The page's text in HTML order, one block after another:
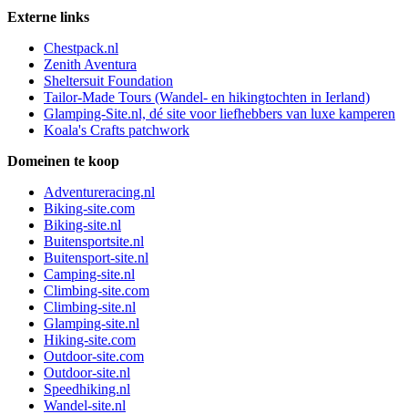
Externe links
Chestpack.nl
Zenith Aventura
Sheltersuit Foundation
Tailor-Made Tours (Wandel- en hikingtochten in Ierland)
Glamping-Site.nl, dé site voor liefhebbers van luxe kamperen
Koala's Crafts patchwork
Domeinen te koop
Adventureracing.nl
Biking-site.com
Biking-site.nl
Buitensportsite.nl
Buitensport-site.nl
Camping-site.nl
Climbing-site.com
Climbing-site.nl
Glamping-site.nl
Hiking-site.com
Outdoor-site.com
Outdoor-site.nl
Speedhiking.nl
Wandel-site.nl